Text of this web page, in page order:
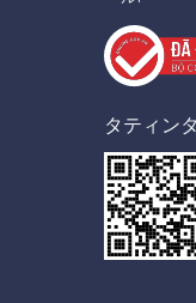
タティン